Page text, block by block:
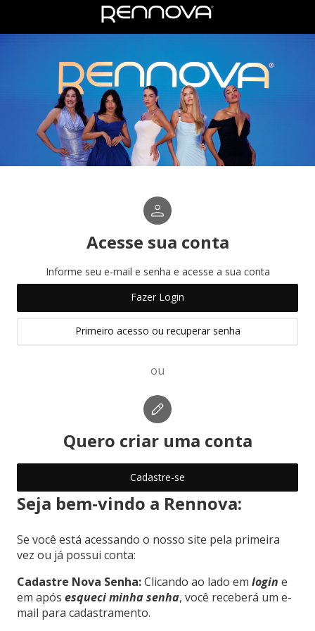
Seja bem-vindo a Rennova:
Se você está acessando o nosso site pela primeira
vez ou já possui conta:
Cadastre Nova Senha:Clicando ao lado em login e
em após esqueci minha senha, você receberá um e-
mail para cadastramento.
Acesse sua conta
Informe seu e-mail e senha e acesse a sua conta
Fazer Login
Primeiro acesso ou recuperar senha
ou
Quero criar uma conta
Cadastre-se